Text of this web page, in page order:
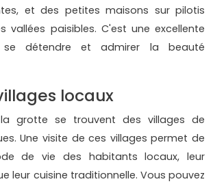
et des petites maisons sur pilotis
vallées paisibles. C'est une excellente
détendre et admirer la beauté
locaux
grotte se trouvent des villages de
Une visite de ces villages permet de
de vie des habitants locaux, leur
leur cuisine traditionnelle. Vous pouvez